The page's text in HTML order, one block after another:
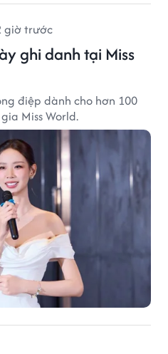
giờ trước
ghi danh tại Miss
điệp dành cho hơn 100
Miss World.